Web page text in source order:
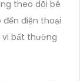
theo dõi bé
điện thoại
vi bất thường